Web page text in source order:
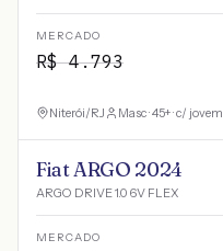
MERCADO
R$4.793
Niterói/RJ Masc · 45+ · c/ jovem
Fiat ARGO 2024
ARGO DRIVE 1.0 6V FLEX
MERCADO